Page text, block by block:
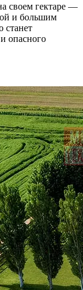
своем гектаре —
и большим
станет
опасного